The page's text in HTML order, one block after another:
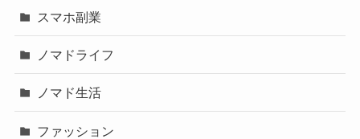
スマホ副業
ノマドライフ
ノマド生活
ファッション